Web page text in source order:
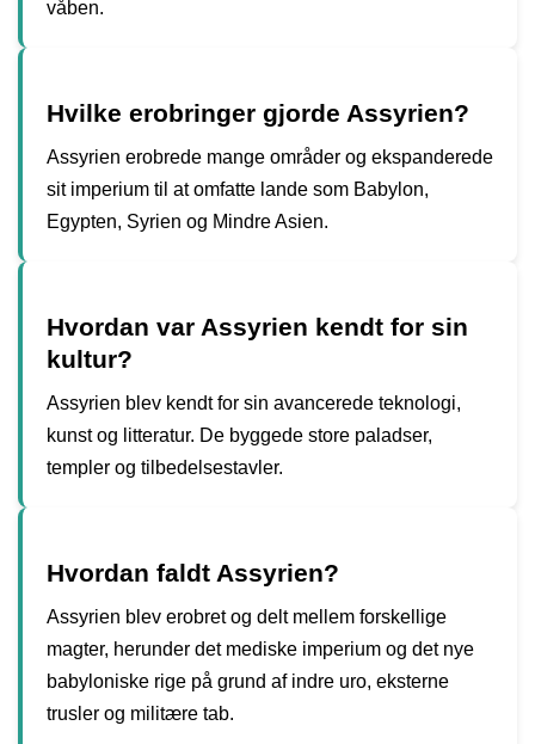
våben.
Hvilke erobringer gjorde Assyrien?
Assyrien erobrede mange områder og ekspanderede
sit imperium til at omfatte lande som Babylon,
Egypten, Syrien og Mindre Asien.
Hvordan var Assyrien kendt for sin
kultur?
Assyrien blev kendt for sin avancerede teknologi,
kunst og litteratur. De byggede store paladser,
templer og tilbedelsestavler.
Hvordan faldt Assyrien?
Assyrien blev erobret og delt mellem forskellige
magter, herunder det mediske imperium og det nye
babyloniske rige på grund af indre uro, eksterne
trusler og militære tab.